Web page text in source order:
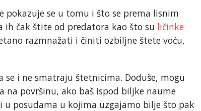
pokazuje se u tomu i što se prema lisnim
čak štite od predatora kao što su ličinke
razmnažati i činiti ozbiljne štete voću,
i ne smatraju štetnicima. Doduše, mogu
površinu, ako baš ispod biljke naume
posudama u kojima uzgajamo bilje što pak